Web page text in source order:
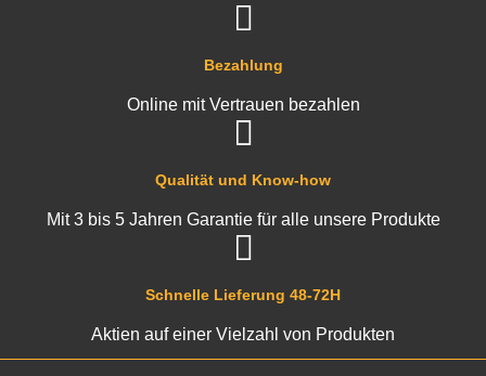
Schnelle Lieferung 48-72H
Aktien auf einer Vielzahl von Produkten
Qualität und Know-how
Mit 3 bis 5 Jahren Garantie für alle unsere Produkte
Bezahlung
Online mit Vertrauen bezahlen